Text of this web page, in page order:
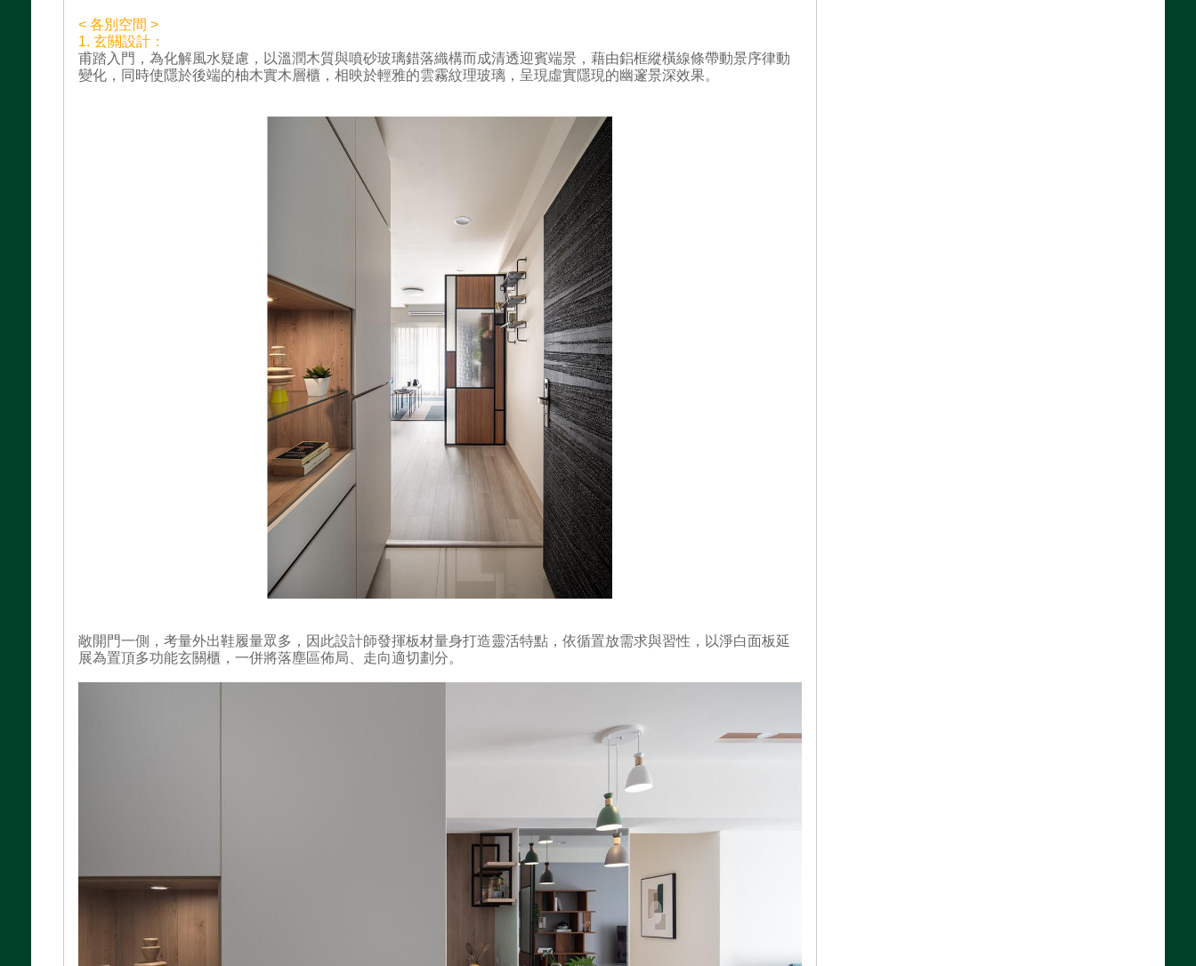
< 各別空間 >
1. 玄關設計：
甫踏入門，為化解風水疑慮，以溫潤木質與噴砂玻璃錯落織構而成清透迎賓端景，藉由鋁框縱橫線條帶動景序律動
變化，同時使隱於後端的柚木實木層櫃，相映於輕雅的雲霧紋理玻璃，呈現虛實隱現的幽邃景深效果。
敞開門一側，考量外出鞋履量眾多，因此設計師發揮板材量身打造靈活特點，依循置放需求與習性，以淨白面板延
展為置頂多功能玄關櫃，一併將落塵區佈局、走向適切劃分。